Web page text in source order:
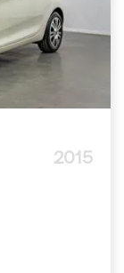
2015